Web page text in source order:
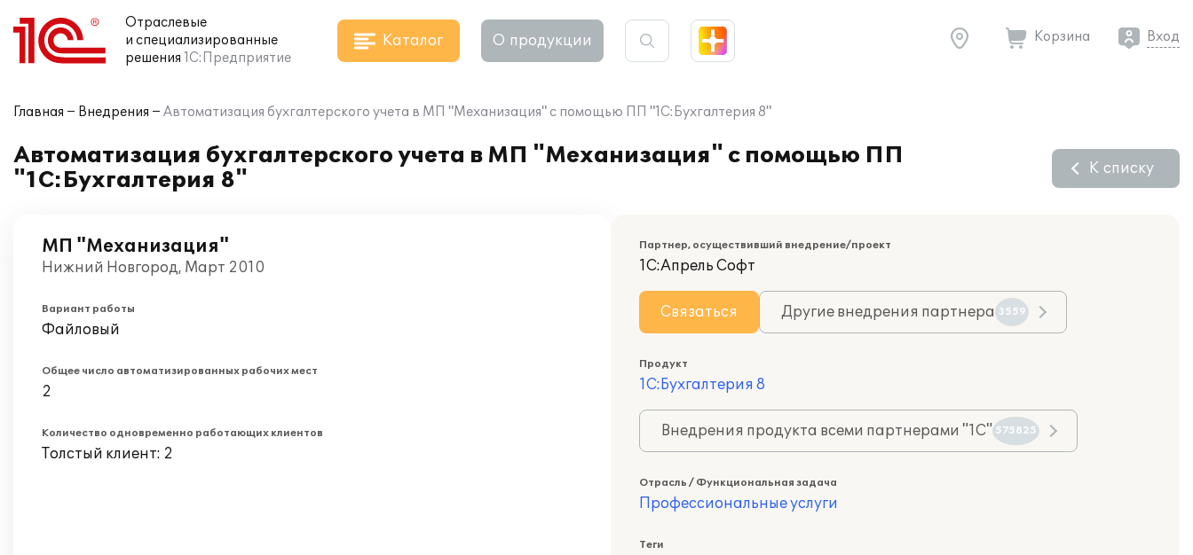
Отраслевые
и специализированные
решения 1С:Предприятие
Каталог О продукции Корзина Вход
Главная Внедрения Автоматизация бухгалтерского учета в МП "Механизация" с помощью ПП "1С:Бухгалтерия 8"
Автоматизация бухгалтерского учета в МП "Механизация" с помощью ПП
"1С:Бухгалтерия 8"
К списку
МП "Механизация"
Нижний Новгород, Март 2010
Вариант работы
Файловый
Общее число автоматизированных рабочих мест
2
Количество одновременно работающих клиентов
Толстый клиент: 2
Партнер, осуществивший внедрение/проект
1С:Апрель Софт
Связаться Другие внедрения партнера 3559
Продукт
1С:Бухгалтерия 8
Внедрения продукта всеми партнерами "1С" 575825
Отрасль / Функциональная задача
Профессиональные услуги
Теги